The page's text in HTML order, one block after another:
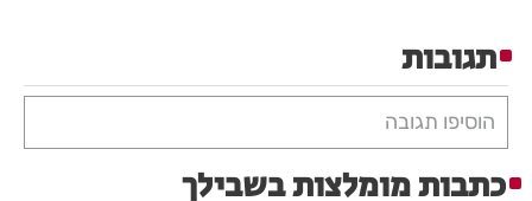
תגובות
הוסיפו תגובה
כתבות מומלצות בשבילך